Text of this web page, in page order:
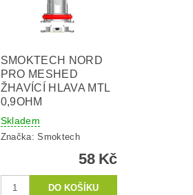
SMOKTECH NORD
PRO MESHED
ŽHAVÍCÍ HLAVA MTL
0,9OHM
Skladem
Značka:Smoktech
58 Kč